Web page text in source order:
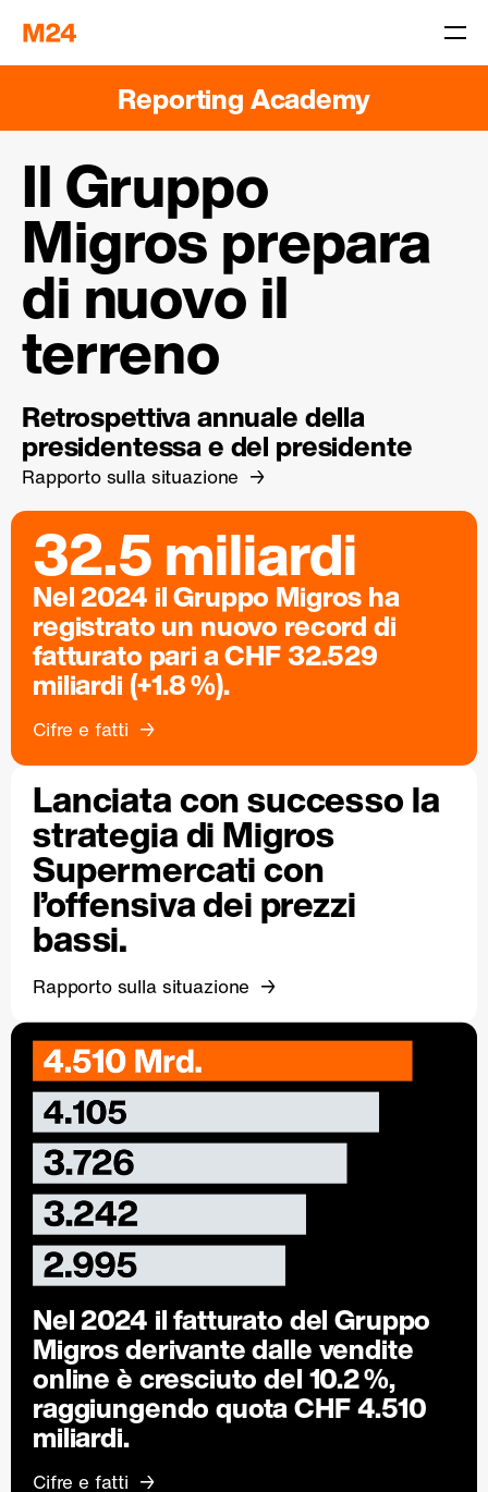
Reporting Academy
Il Gruppo
Migros prepara
di nuovo il
terreno
Retrospettiva annuale della
presidentessa e del presidente
Rapporto sulla situazione
32.5 miliardi
Nel 2024 il Gruppo Migros ha
registrato un nuovo record di
fatturato pari a CHF 32.529
miliardi (+1.8 %).
Cifre e fatti
Lanciata con successo la
strategia di Migros
Supermercati con
l’offensiva dei prezzi
bassi.
Rapporto sulla situazione
Nel 2024 il fatturato del Gruppo
Migros derivante dalle vendite
online è cresciuto del10.2 %,
raggiungendo quota CHF 4.510
miliardi.
Cifre e fatti